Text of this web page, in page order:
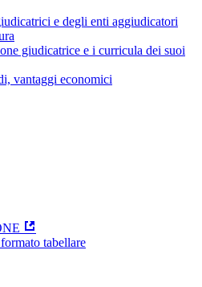
e degli enti aggiudicatori
giudicatrice e i curricula dei suoi
vantaggi economici
tabellare